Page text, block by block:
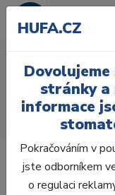
násadce
Úvod Ordinace
Chirurgické
HUFA.CZ
stránky a
informace
Pokračováním v
jste odborníkem
o regulaci